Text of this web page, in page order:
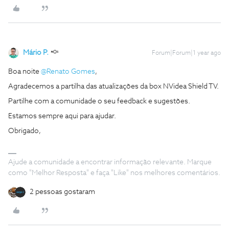
Mário P. Forum|Forum|1 year ago
Boa noite ​ @Renato Gomes,
Agradecemos a partilha das atualizações da box NVidea Shield TV.
Partilhe com a comunidade o seu feedback e sugestões.
Estamos sempre aqui para ajudar.
Obrigado,
Ajude a comunidade a encontrar informação relevante. Marque
como "Melhor Resposta" e faça "Like" nos melhores comentários.
2 pessoas gostaram